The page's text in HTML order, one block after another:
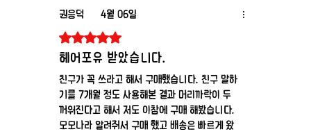
이런 좋은 제품 적극 추천 드립니다.
권응덕 4월 06일
별점 5점 중 5점을 주었습니다.
헤어포유 받았습니다.
친구가 꼭 쓰라고 해서 구매했습니다. 친구 말하
기를 7개월 정도 사용해본 결과 머리까락이 두
꺼워진다고 해서 저도 이참에 구매 해봤습니다.
모모나라 알려줘서 구매 했고 배송은 빠르게 왔